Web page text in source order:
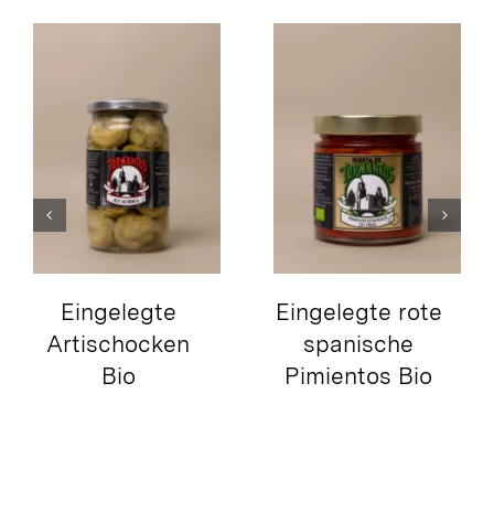
Eingelegte
Artischocken
Bio
Eingelegte rote
spanische
Pimientos Bio